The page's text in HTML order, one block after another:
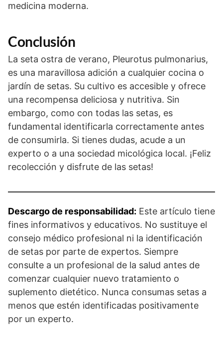
medicina moderna.
Conclusión
La seta ostra de verano, Pleurotus pulmonarius,
es una maravillosa adición a cualquier cocina o
jardín de setas. Su cultivo es accesible y ofrece
una recompensa deliciosa y nutritiva. Sin
embargo, como con todas las setas, es
fundamental identificarla correctamente antes
de consumirla. Si tienes dudas, acude a un
experto o a una sociedad micológica local. ¡Feliz
recolección y disfrute de las setas!
Descargo de responsabilidad: Este artículo tiene
fines informativos y educativos. No sustituye el
consejo médico profesional ni la identificación
de setas por parte de expertos. Siempre
consulte a un profesional de la salud antes de
comenzar cualquier nuevo tratamiento o
suplemento dietético. Nunca consumas setas a
menos que estén identificadas positivamente
por un experto.